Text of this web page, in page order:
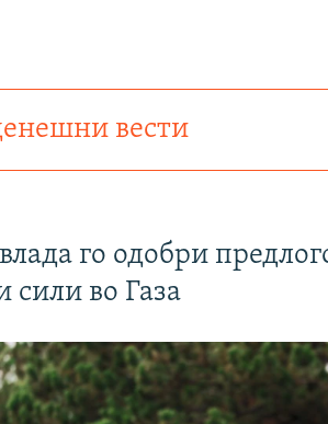
вести
го одобри
сили во Газа